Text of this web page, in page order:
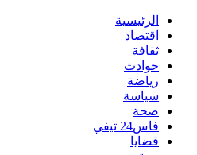
الرئيسية
اقتصاد
ثقافة
حوادث
رياضة
سياسة
صحة
فاس24 تيفي
قضايا